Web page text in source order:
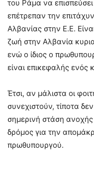
του Ράμα να επισπεύσει
επέτρεπαν την
Αλβανίας στην Ε.Ε.
ζωή στην Αλβανία
ενώ ο ίδιος ο
είναι επικεφαλής ενός
Έτσι, αν μάλιστα οι
συνεχιστούν, τίποτα
σημερινή στάση ανοχής
δρόμος για την
πρωθυπουργού.